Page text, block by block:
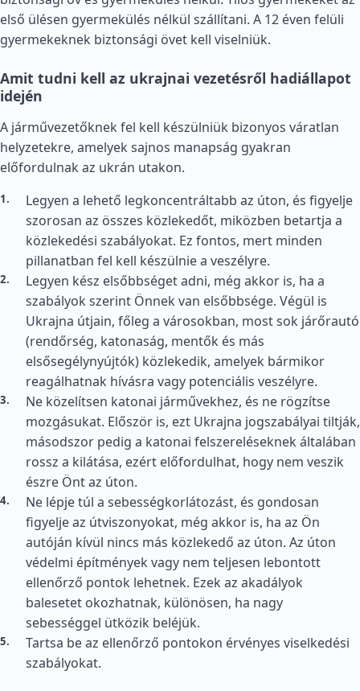
első ülésen gyermekülés nélkül szállítani. A 12 éven felüli
gyermekeknek biztonsági övet kell viselniük.
Amit tudni kell az ukrajnai vezetésről hadiállapot
idején
A járművezetőknek fel kell készülniük bizonyos váratlan
helyzetekre, amelyek sajnos manapság gyakran
előfordulnak az ukrán utakon.
Legyen a lehető legkoncentráltabb az úton, és figyelje
szorosan az összes közlekedőt, miközben betartja a
közlekedési szabályokat. Ez fontos, mert minden
pillanatban fel kell készülnie a veszélyre.
Legyen kész elsőbbséget adni, még akkor is, ha a
szabályok szerint Önnek van elsőbbsége. Végül is
Ukrajna útjain, főleg a városokban, most sok járőrautó
(rendőrség, katonaság, mentők és más
elsősegélynyújtók) közlekedik, amelyek bármikor
reagálhatnak hívásra vagy potenciális veszélyre.
Ne közelítsen katonai járművekhez, és ne rögzítse
mozgásukat. Először is, ezt Ukrajna jogszabályai tiltják,
másodszor pedig a katonai felszereléseknek általában
rossz a kilátása, ezért előfordulhat, hogy nem veszik
észre Önt az úton.
Ne lépje túl a sebességkorlátozást, és gondosan
figyelje az útviszonyokat, még akkor is, ha az Ön
autóján kívül nincs más közlekedő az úton. Az úton
védelmi építmények vagy nem teljesen lebontott
ellenőrző pontok lehetnek. Ezek az akadályok
balesetet okozhatnak, különösen, ha nagy
sebességgel ütközik beléjük.
Tartsa be az ellenőrző pontokon érvényes viselkedési
szabályokat.